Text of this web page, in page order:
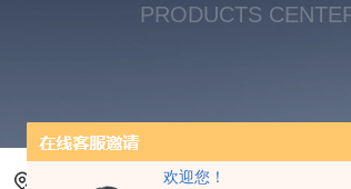
欢迎您！
PRODUCTS
产品中心